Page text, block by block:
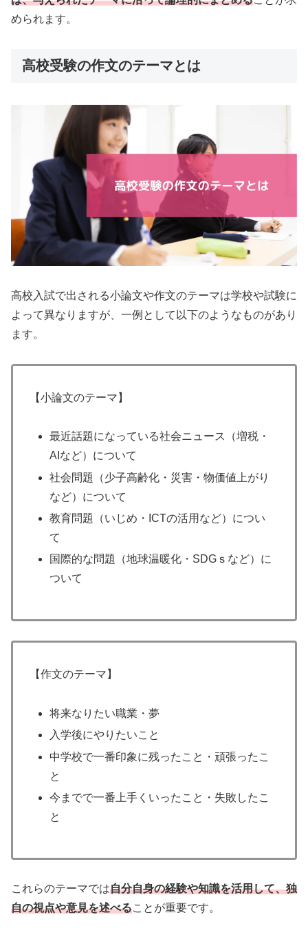
められます。
高校受験の作文のテーマとは
高校入試で出される小論文や作文のテーマは学校や試験に
よって異なりますが、一例として以下のようなものがあり
ます。
【小論文のテーマ】
最近話題になっている社会ニュース（増税・
AIなど）について
社会問題（少子高齢化・災害・物価値上がり
など）について
教育問題（いじめ・ICTの活用など）につい
て
国際的な問題（地球温暖化・SDGｓなど）に
ついて
【作文のテーマ】
将来なりたい職業・夢
入学後にやりたいこと
中学校で一番印象に残ったこと・頑張ったこ
と
今までで一番上手くいったこと・失敗したこ
と
これらのテーマでは自分自身の経験や知識を活用して、独
自の視点や意見を述べることが重要です。